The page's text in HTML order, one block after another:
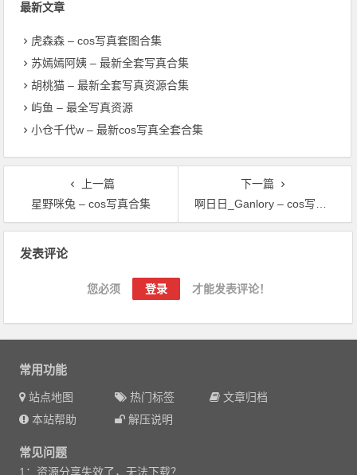
最新文章
虎森森 – cos写真套图合集
苏嫣嫣阿姨 – 最新全套写真合集
胡桃猫 – 最新全套写真资源合集
屿鱼 – 最全写真资源
小仓千代w – 最新cos写真全套合集
上一篇
星野咪兔 – cos写真合集
下一篇
啊日日_Ganlory – cos写真套图合集
发表评论
您必须 登录 才能发表评论！
常用功能
站点地图 热门标签
文章归档
本站帮助
解压说明
常见问题
1：资源分享失效了，无法下载？